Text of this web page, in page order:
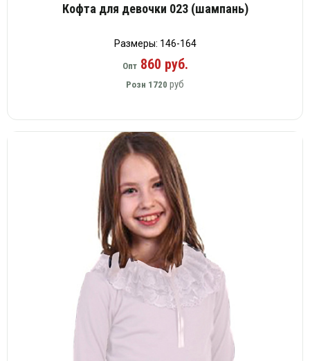
Кофта для девочки 023 (шампань)
Размеры: 146-164
Опт860 руб.
Розн 1720 руб